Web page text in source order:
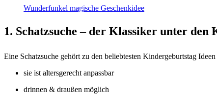
Wunderfunkel magische Geschenkidee
1. Schatzsuche – der Klassiker unter
Eine Schatzsuche gehört zu den beliebtesten Kindergeburtstag
sie ist altersgerecht anpassbar
drinnen & draußen möglich